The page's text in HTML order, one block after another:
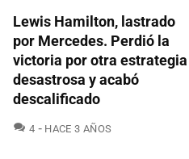
Lewis Hamilton, lastrado
por Mercedes. Perdió la
victoria por otra estrategia
desastrosa y acabó
descalificado
4 COMENTARIOS
HACE 3 AÑOS